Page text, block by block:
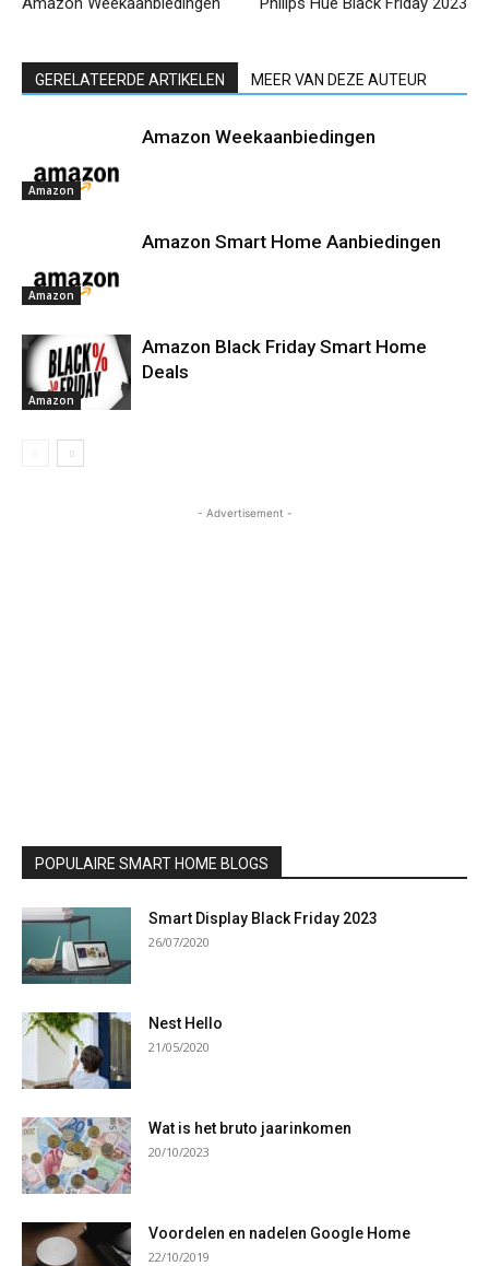
GERELATEERDE ARTIKELEN MEER VAN DEZE AUTEUR
Amazon
Amazon Weekaanbiedingen
Amazon
Amazon Smart Home Aanbiedingen
Amazon
Amazon Black Friday Smart Home
Deals
- Advertisement -
POPULAIRE SMART HOME BLOGS
Smart Display Black Friday 2023
26/07/2020
Nest Hello
21/05/2020
Wat is het bruto jaarinkomen
20/10/2023
Voordelen en nadelen Google Home
22/10/2019